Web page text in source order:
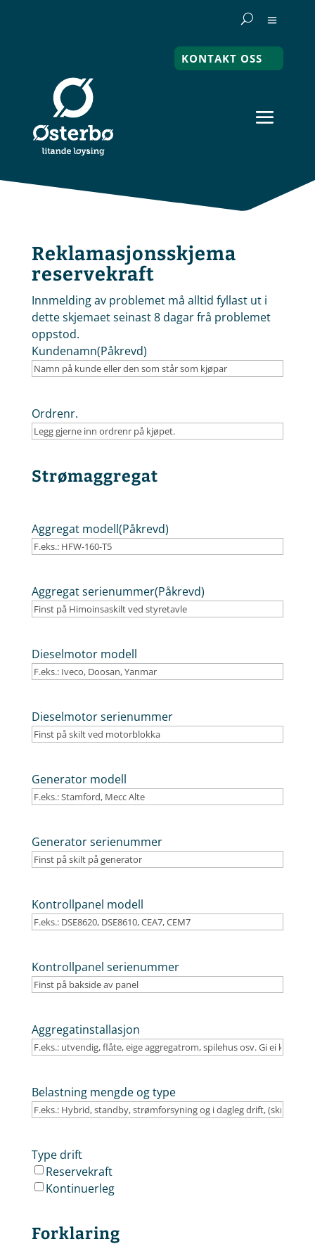
KONTAKT OSS
Reklamasjonsskjema
reservekraft
Innmelding av problemet må alltid fyllast ut i
dette skjemaet seinast 8 dagar frå problemet
oppstod.
Kundenamn(Påkrevd)
Ordrenr.
Strømaggregat
Aggregat modell(Påkrevd)
Aggregat serienummer(Påkrevd)
Dieselmotor modell
Dieselmotor serienummer
Generator modell
Generator serienummer
Kontrollpanel modell
Kontrollpanel serienummer
Aggregatinstallasjon
Belastning mengde og type
Type drift
Reservekraft
Kontinuerleg
Forklaring